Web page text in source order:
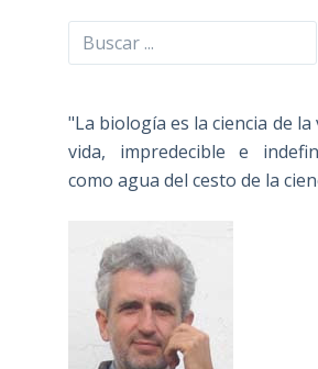
Buscar
"La biología es la ciencia de la
vida, impredecible e
como agua del cesto de la